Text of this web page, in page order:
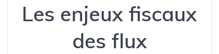
Les enjeux fiscaux
des flux